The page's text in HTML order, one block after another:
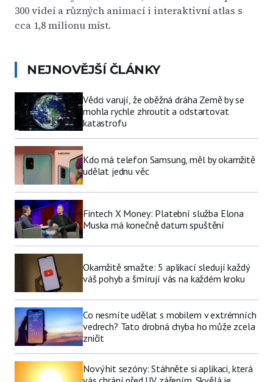
300 videí a různých animací i interaktivní atlas s
cca 1,8 milionu míst.
NEJNOVĚJŠÍ ČLÁNKY
Vědci varují, že oběžná dráha Země by se
mohla rychle zhroutit a odstartovat
katastrofu
Kdo má telefon Samsung, měl by okamžitě
udělat jednu věc
Fintech X Money: Platební služba Elona
Muska má konečně datum spuštění
Okamžitě smažte: 5 aplikací sledují každý
váš pohyb a šmírují vás na každém kroku
Co nesmíte udělat s mobilem v extrémních
vedrech? Tato drobná chyba ho může zcela
zničit
Nový hit sezóny: Stáhněte si aplikaci, která